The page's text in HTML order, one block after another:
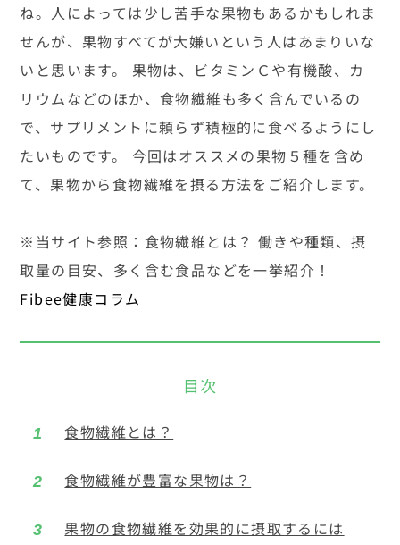
ね。人によっては少し苦手な果物もあるかもしれま
せんが、果物すべてが大嫌いという人はあまりいな
いと思います。 果物は、ビタミンＣや有機酸、カ
リウムなどのほか、食物繊維も多く含んでいるの
で、サプリメントに頼らず積極的に食べるようにし
たいものです。 今回はオススメの果物５種を含め
て、果物から食物繊維を摂る方法をご紹介します。
※当サイト参照：食物繊維とは？ 働きや種類、摂
取量の目安、多く含む食品などを一挙紹介！
Fibee健康コラム
食物繊維とは？
食物繊維が豊富な果物は？
果物の食物繊維を効果的に摂取するには